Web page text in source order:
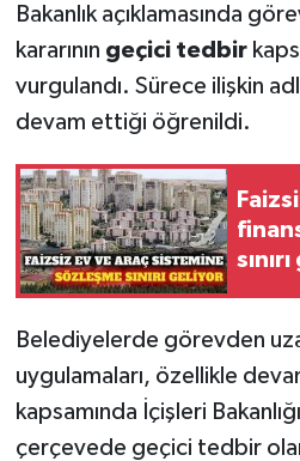
Bakanlık açıklamasında
kararının geçici tedbir
vurgulandı. Sürece ilişkin
devam ettiği öğrenildi.
Belediyelerde görevden
uygulamaları, özellikle
kapsamında İçişleri
çerçevede geçici tedbir